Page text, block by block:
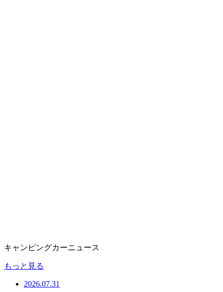
キャンピングカーニュース
もっと見る
2026.07.31